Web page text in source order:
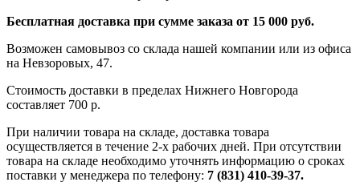
Бесплатная доставка при сумме заказа от 15 000 руб.
Возможен самовывоз со склада нашей компании или из офиса
на Невзоровых, 47.
Стоимость доставки в пределах Нижнего Новгорода
составляет 700 р.
При наличии товара на складе, доставка товара
осуществляется в течение 2-х рабочих дней. При отсутствии
товара на складе необходимо уточнять информацию о сроках
поставки у менеджера по телефону: 7 (831) 410-39-37.